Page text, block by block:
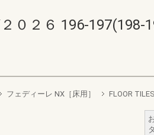
０２６ 196-197(198-
フェディーレ NX［床用］ FLOOR